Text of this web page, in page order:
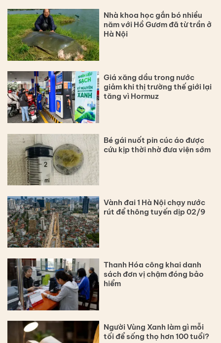
Nhà khoa học gắn bó nhiều
năm với Hồ Gươm đã từ trần ở
Hà Nội
Giá xăng dầu trong nước
giảm khi thị trường thế giới lại
tăng vì Hormuz
Bé gái nuốt pin cúc áo được
cứu kịp thời nhờ đưa viện sớm
Vành đai 1 Hà Nội chạy nước
rút để thông tuyến dịp 02/9
Thanh Hóa công khai danh
sách đơn vị chậm đóng bảo
hiểm
Người Vùng Xanh làm gì mỗi
tối để sống thọ hơn 100 tuổi?